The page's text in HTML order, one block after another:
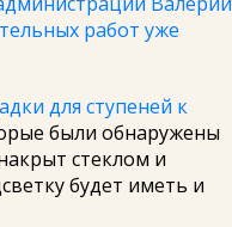
работ уже
для ступеней к
были обнаружены
стеклом и
будет иметь и